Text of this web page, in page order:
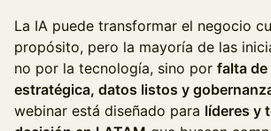
La IA puede transformar el negocio
propósito, pero la mayoría de las
no por la tecnología, sino por falta de
estratégica, datos listos y
webinar está diseñado para líderes y